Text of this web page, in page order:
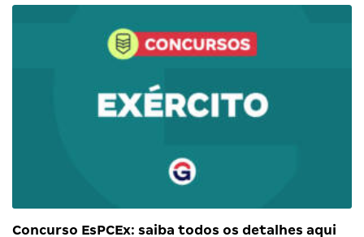
Concurso EsPCEx: saiba todos os detalhes aqui